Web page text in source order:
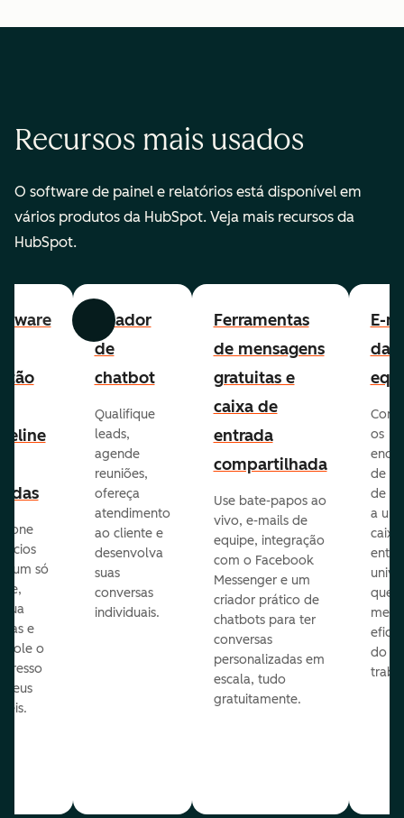
Recursos mais usados
O software de painel e relatórios está disponível em
vários produtos da HubSpot. Veja mais recursos da
HubSpot.
Anterior Avançar
um só
e
o
seus
Criador
de
chatbot
Qualifique
leads,
agende
reuniões,
ofereça
atendimento
ao cliente e
desenvolva
suas
conversas
individuais.
Ferramentas
de mensagens
gratuitas e
caixa de
entrada
compartilhada
Use bate-papos ao
vivo, e-mails de
equipe, integração
com o Facebook
Messenger e um
criador prático de
chatbots para ter
conversas
personalizadas em
escala, tudo
gratuitamente.
E-
da
os
de
de
a
caixa
que
do